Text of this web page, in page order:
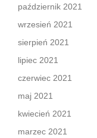
październik 2021
wrzesień 2021
sierpień 2021
lipiec 2021
czerwiec 2021
maj 2021
kwiecień 2021
marzec 2021